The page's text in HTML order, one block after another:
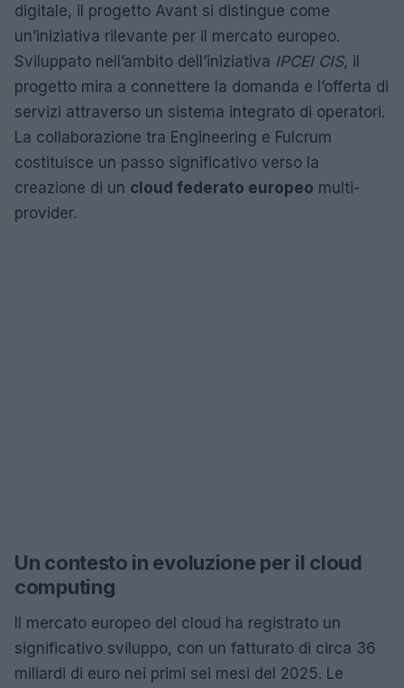
digitale, il progetto Avant si distingue come
un’iniziativa rilevante per il mercato europeo.
Sviluppato nell’ambito dell’iniziativa IPCEI CIS, il
progetto mira a connettere la domanda e l’offerta di
servizi attraverso un sistema integrato di operatori.
La collaborazione tra Engineering e Fulcrum
costituisce un passo significativo verso la
creazione di un cloud federato europeo multi-
provider.
Un contesto in evoluzione per il cloud
computing
Il mercato europeo del cloud ha registrato un
significativo sviluppo, con un fatturato di circa 36
miliardi di euro nei primi sei mesi del 2025. Le